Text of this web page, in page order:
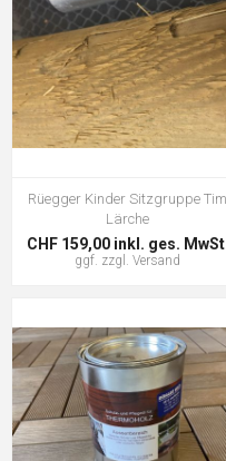
Rüegger Kinder Sitzgruppe Tim
Lärche
CHF 159,00 inkl. ges.
ggf. zzgl. Versand